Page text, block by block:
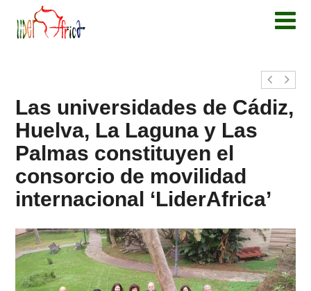
Las universidades de Cádiz,
Huelva, La Laguna y Las
Palmas constituyen el
consorcio de movilidad
internacional ‘LiderAfrica’